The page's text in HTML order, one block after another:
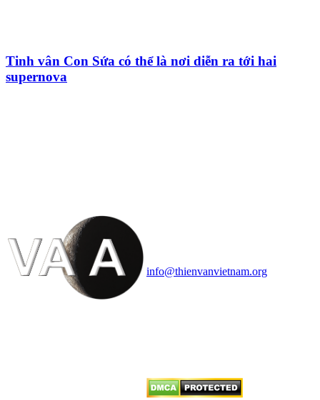
Tinh vân Con Sứa có thể là nơi diễn ra tới hai
supernova
info@thienvanvietnam.org